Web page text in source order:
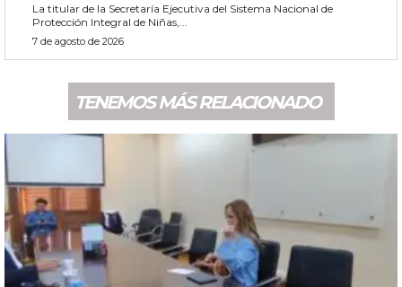
La titular de la Secretaría Ejecutiva del Sistema Nacional de
Protección Integral de Niñas,...
7 de agosto de 2026
TENEMOS MÁS RELACIONADO